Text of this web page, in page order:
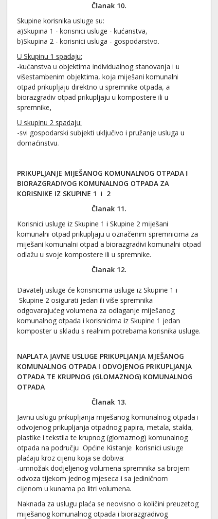
Članak 10.
Skupine korisnika usluge su:
a)Skupina 1 - korisnici usluge - kućanstva,
b)Skupina 2 - korisnici usluga - gospodarstvo.
U Skupinu 1 spadaju:
-kućanstva u objektima individualnog stanovanja i u
višestambenim objektima, koja miješani komunalni
otpad prikupljaju direktno u spremnike otpada, a
biorazgradiv otpad prikupljaju u kompostere ili u
spremnike,
U skupinu 2 spadaju:
-svi gospodarski subjekti uključivo i pružanje usluga u
domaćinstvu.
PRIKUPLJANJE MIJEŠANOG KOMUNALNOG OTPADA I
BIORAZGRADIVOG KOMUNALNOG OTPADA ZA
KORISNIKE IZ SKUPINE 1 i 2
Članak 11.
Korisnici usluge iz Skupine 1 i Skupine 2 miješani
komunalni otpad prikupljaju u označenim spremnicima za
miješani komunalni otpad a biorazgradivi komunalni otpad
odlažu u svoje kompostere ili u spremnike.
Članak 12.
Davatelj usluge će korisnicima usluge iz Skupine 1 i
Skupine 2 osigurati jedan ili više spremnika
odgovarajućeg volumena za odlaganje miješanog
komunalnog otpada i korisnicima iz Skupine 1 jedan
komposter u skladu s realnim potrebama korisnika usluge.
NAPLATA JAVNE USLUGE PRIKUPLJANJA MJEŠANOG
KOMUNALNOG OTPADA I ODVOJENOG PRIKUPLJANJA
OTPADA TE KRUPNOG (GLOMAZNOG) KOMUNALNOG
OTPADA
Članak 13.
Javnu uslugu prikupljanja miješanog komunalnog otpada i
odvojenog prikupljanja otpadnog papira, metala, stakla,
plastike i tekstila te krupnog (glomaznog) komunalnog
otpada na području Općine Kistanje korisnici usluge
plaćaju kroz cijenu koja se dobiva:
-umnožak dodjeljenog volumena spremnika sa brojem
odvoza tijekom jednog mjeseca i sa jediničnom
cijenom u kunama po litri volumena.
Naknada za uslugu plaća se neovisno o količini preuzetog
miješanog komunalnog otpada i biorazgradivog